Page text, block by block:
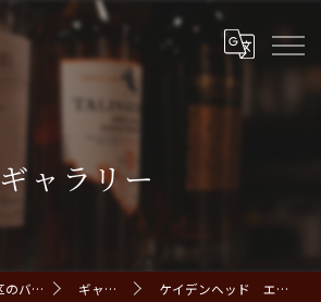
ギャラリー
熊本県熊本市中央区のバーならCoBar ギャラリー ケイデンヘッド エニグマ 25年